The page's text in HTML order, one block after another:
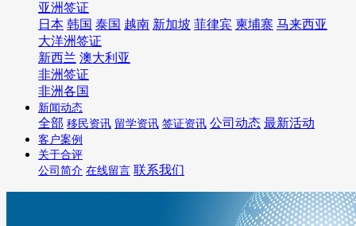
亚洲签证
日本 韩国 泰国 越南 新加坡 菲律宾 柬埔寨 马来西亚
大洋洲签证
新西兰 澳大利亚
非洲签证
非洲各国
新闻动态
全部 移民资讯 留学资讯 签证资讯 公司动态 最新活动
客户案例
关于合评
公司简介 在线留言 联系我们